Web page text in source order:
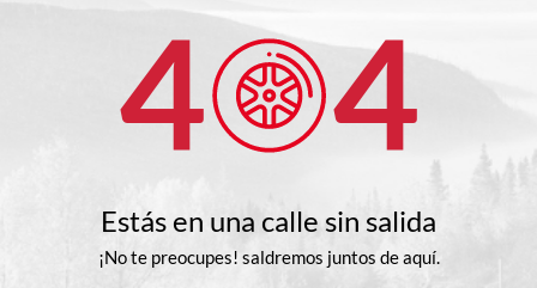
4 4
Estás en una calle sin salida
¡No te preocupes! saldremos juntos de aquí.